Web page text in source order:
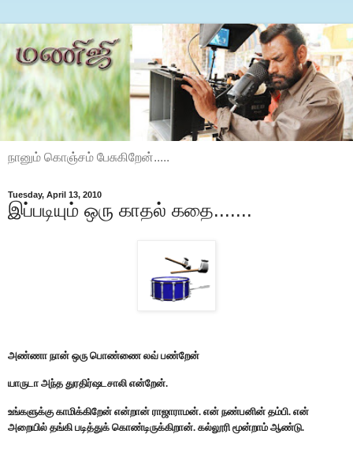
நானும் கொஞ்சம் பேசுகிறேன்.....
Tuesday, April 13, 2010
இப்படியும் ஒரு காதல் கதை.......
அண்ணா நான் ஒரு பொண்ணை லவ் பண்றேன்
யாருடா அந்த துரதிர்ஷடசாலி என்றேன்.
உங்களுக்கு காமிக்கிறேன் என்றான் ராஜாராமன். என் நண்பனின் தம்பி. என்
அறையில் தங்கி படித்துக் கொண்டிருக்கிறான். கல்லூரி மூன்றாம் ஆண்டு.